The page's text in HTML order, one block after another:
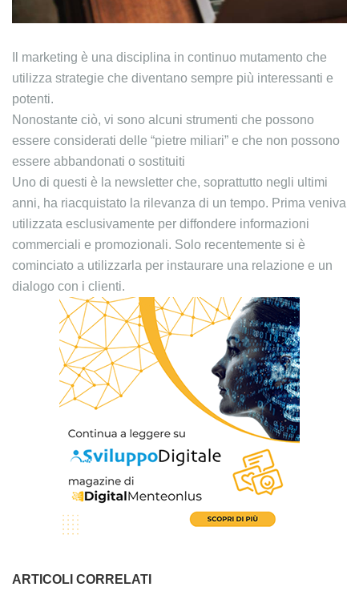
Il marketing è una disciplina in continuo mutamento che
utilizza strategie che diventano sempre più interessanti e
potenti.
Nonostante ciò, vi sono alcuni strumenti che possono
essere considerati delle “pietre miliari” e che non possono
essere abbandonati o sostituiti
Uno di questi è la newsletter che, soprattutto negli ultimi
anni, ha riacquistato la rilevanza di un tempo. Prima veniva
utilizzata esclusivamente per diffondere informazioni
commerciali e promozionali. Solo recentemente si è
cominciato a utilizzarla per instaurare una relazione e un
dialogo con i clienti.
ARTICOLI CORRELATI